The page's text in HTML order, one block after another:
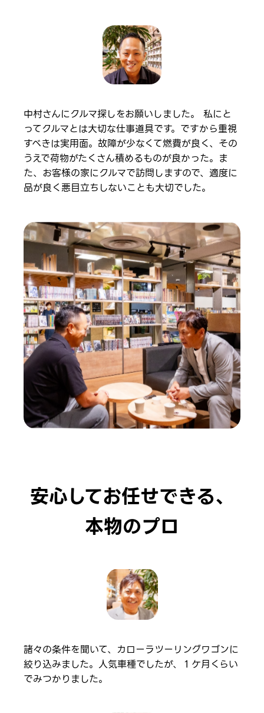
中村さんにクルマ探しをお願いしました。 私にと
ってクルマとは大切な仕事道具です。ですから重視
すべきは実用面。故障が少なくて燃費が良く、その
うえで荷物がたくさん積めるものが良かった。ま
た、お客様の家にクルマで訪問しますので、適度に
品が良く悪目立ちしないことも大切でした。
安心してお任せできる、
本物のプロ
諸々の条件を聞いて、カローラツーリングワゴンに
絞り込みました。人気車種でしたが、１ケ月くらい
でみつかりました。